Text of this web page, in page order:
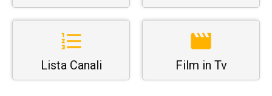
Lista Canali Film in Tv